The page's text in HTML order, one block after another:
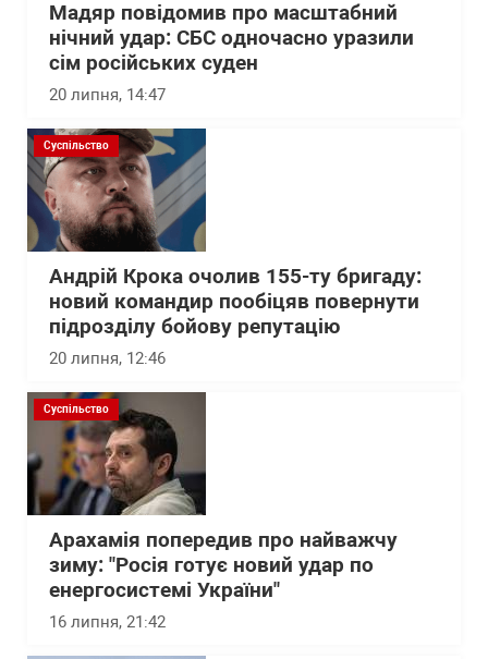
Мадяр повідомив про масштабний
нічний удар: СБС одночасно уразили
сім російських суден
20 липня, 14:47
Суспільство
Андрій Крока очолив 155-ту бригаду:
новий командир пообіцяв повернути
підрозділу бойову репутацію
20 липня, 12:46
Суспільство
Арахамія попередив про найважчу
зиму: "Росія готує новий удар по
енергосистемі України"
16 липня, 21:42